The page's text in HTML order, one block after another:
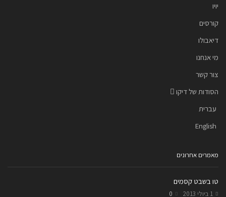
יויו
קורסים
דיאבולו
מי אנחנו
צור קשר
הסודות של דיקו
עברית
English
מאמרים אחרונים
טו בשבט קסמים
1 ביולי 2013 0